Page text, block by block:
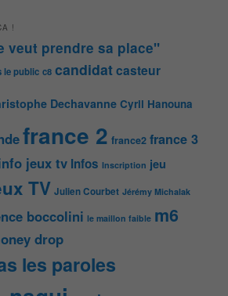
!
veut prendre sa place"
le public c8 candidatcasteur
Dechavanne Cyril Hanouna
france 2 france2 france 3
jeux tv Infos Inscription jeu
TV Julien Courbet Jérémy Michalak
boccolini le maillon faible m6
drop
les paroles